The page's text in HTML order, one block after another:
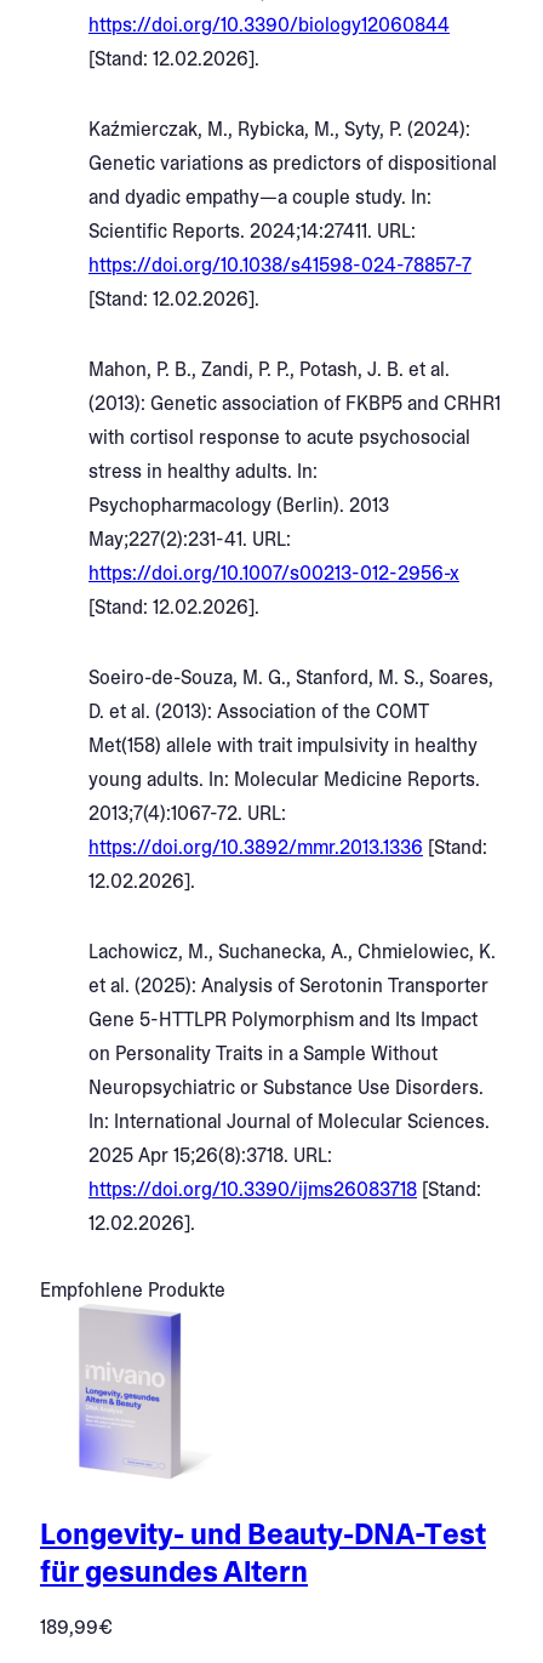
https://doi.org/10.3390/biology12060844
[Stand: 12.02.2026].
Kaźmierczak, M., Rybicka, M., Syty, P. (2024):
Genetic variations as predictors of dispositional
and dyadic empathy—a couple study. In:
Scientific Reports. 2024;14:27411. URL:
https://doi.org/10.1038/s41598-024-78857-7
[Stand: 12.02.2026].
Mahon, P. B., Zandi, P. P., Potash, J. B. et al.
(2013): Genetic association of FKBP5 and CRHR1
with cortisol response to acute psychosocial
stress in healthy adults. In:
Psychopharmacology (Berlin). 2013
May;227(2):231-41. URL:
https://doi.org/10.1007/s00213-012-2956-x
[Stand: 12.02.2026].
Soeiro-de-Souza, M. G., Stanford, M. S., Soares,
D. et al. (2013): Association of the COMT
Met(158) allele with trait impulsivity in healthy
young adults. In: Molecular Medicine Reports.
2013;7(4):1067-72. URL:
https://doi.org/10.3892/mmr.2013.1336 [Stand:
12.02.2026].
Lachowicz, M., Suchanecka, A., Chmielowiec, K.
et al. (2025): Analysis of Serotonin Transporter
Gene 5-HTTLPR Polymorphism and Its Impact
on Personality Traits in a Sample Without
Neuropsychiatric or Substance Use Disorders.
In: International Journal of Molecular Sciences.
2025 Apr 15;26(8):3718. URL:
https://doi.org/10.3390/ijms26083718 [Stand:
12.02.2026].
Empfohlene Produkte
Longevity- und Beauty-DNA-Test
für gesundes Altern
189,99€